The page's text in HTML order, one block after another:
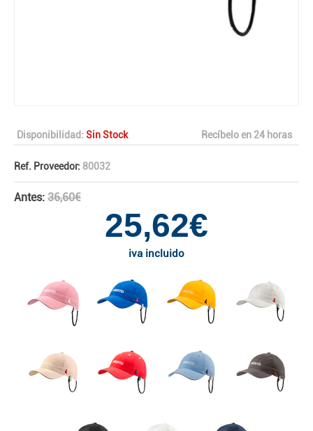
Disponibilidad: Sin Stock Recíbelo en 24 horas
Ref. Proveedor: 80032
Antes: 36,60€
25,62€
iva incluido